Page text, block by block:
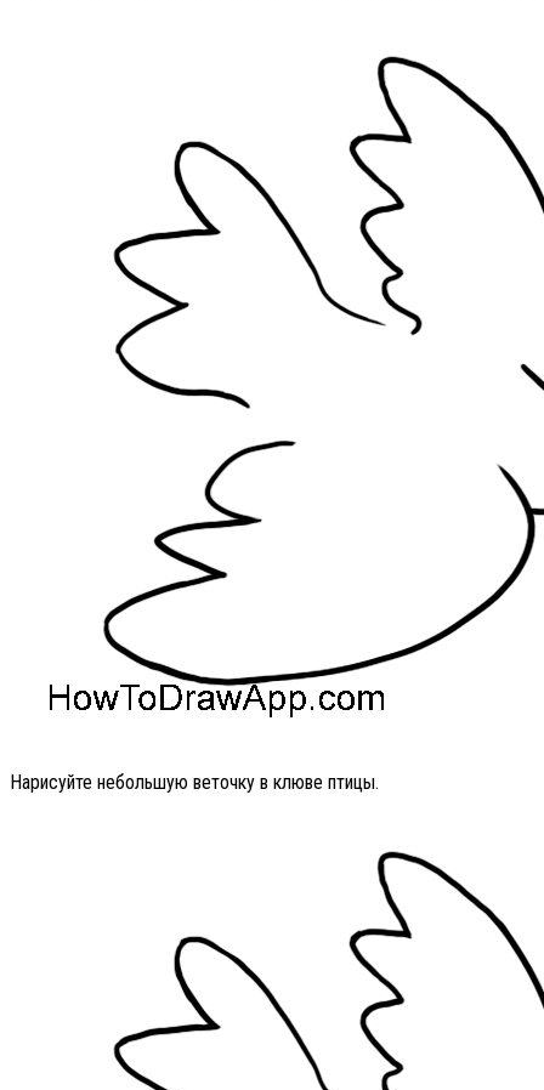
Нарисуйте небольшую веточку в клюве птицы.